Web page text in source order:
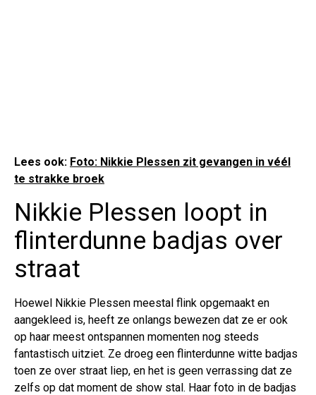
Lees ook: Foto: Nikkie Plessen zit gevangen in véél
te strakke broek
Nikkie Plessen loopt in
flinterdunne badjas over
straat
Hoewel Nikkie Plessen meestal flink opgemaakt en
aangekleed is, heeft ze onlangs bewezen dat ze er ook
op haar meest ontspannen momenten nog steeds
fantastisch uitziet. Ze droeg een flinterdunne witte badjas
toen ze over straat liep, en het is geen verrassing dat ze
zelfs op dat moment de show stal. Haar foto in de badjas